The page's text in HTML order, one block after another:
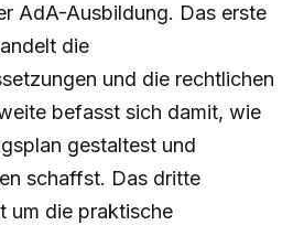
AdA-Ausbildung. Das erste
die
und die rechtlichen
befasst sich damit, wie
gestaltest und
schaffst. Das dritte
um die praktische